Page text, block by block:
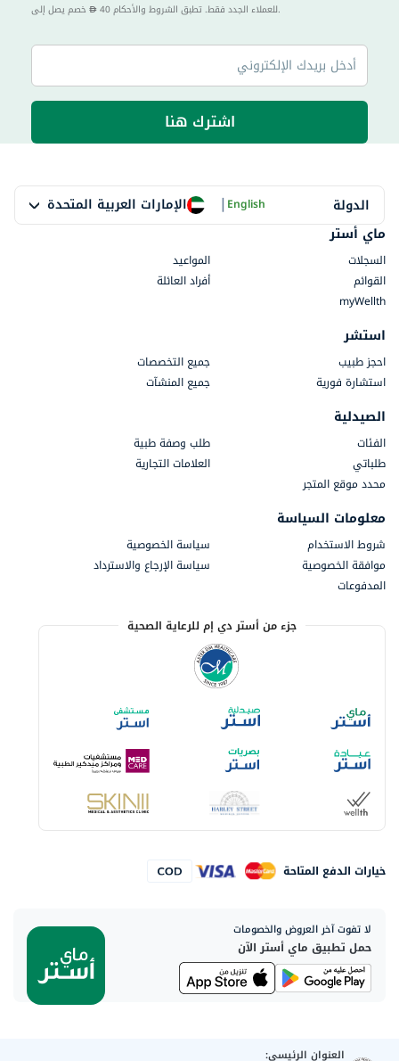
40 للعملاء الجدد فقط. تطبق الشروط والأحكام.
اشترك هنا
الدولة الإمارات العربية المتحدة |English
ماي أستر
السجلات
المواعيد
القوائم
أفراد العائلة
myWellth
استشر
احجز طبيب
جميع التخصصات
استشارة فورية
جميع المنشآت
الصيدلية
الفئات
طلب وصفة طبية
طلباتي
العلامات التجارية
محدد موقع المتجر
معلومات السياسة
شروط الاستخدام
سياسة الخصوصية
موافقة الخصوصية
سياسة الإرجاع والاسترداد
المدفوعات
جزء من أستر دي إم للرعاية الصحية
خيارات الدفع المتاحة
لا تفوت آخر العروض والخصومات
حمل تطبيق ماي أستر الآن
العنوان الرئيسي: